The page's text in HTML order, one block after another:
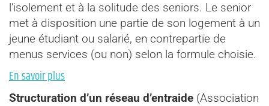
l’isolement et à la solitude des seniors. Le senior
met à disposition une partie de son logement à un
jeune étudiant ou salarié, en contrepartie de
menus services (ou non) selon la formule choisie.
En savoir plus
Structuration d’un réseau d’entraide (Association